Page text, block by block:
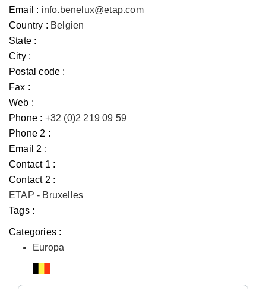
Email : info.benelux@etap.com
Country : Belgien
State :
City :
Postal code :
Fax :
Web :
Phone : +32 (0)2 219 09 59
Phone 2 :
Email 2 :
Contact 1 :
Contact 2 :
ETAP - Bruxelles
Tags :
Categories :
Europa